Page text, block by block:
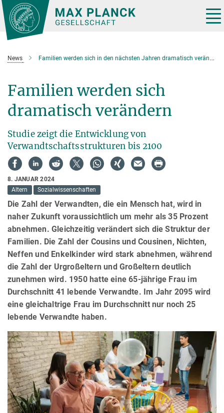
Hauptinhalt
News Familien werden sich in den nächsten Jahren dramatisch verändern
Familien werden sich
dramatisch verändern
Studie zeigt die Entwicklung von
Verwandtschaftsstrukturen bis 2100
8. JANUAR 2024
Altern
Sozialwissenschaften
Die Zahl der Verwandten, die ein Mensch hat, wird in
naher Zukunft voraussichtlich um mehr als 35 Prozent
abnehmen. Gleichzeitig verändert sich die Struktur der
Familien. Die Zahl der Cousins und Cousinen, Nichten,
Neffen und Enkelkinder wird stark abnehmen, während
die Zahl der Urgroßeltern und Großeltern deutlich
zunehmen wird. 1950 hatte eine 65-jährige Frau im
Durchschnitt 41 lebende Verwandte. Im Jahr 2095 wird
eine gleichaltrige Frau im Durchschnitt nur noch 25
lebende Verwandte haben.